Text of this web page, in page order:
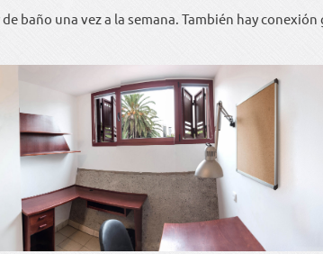
baño una vez a la semana. También hay